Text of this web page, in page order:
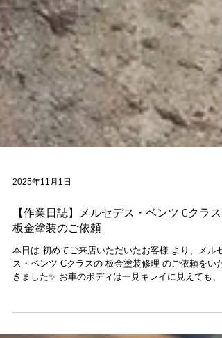
2025年11月1日
【作業日誌】メルセデス・ベンツ Cクラ
板金塗装のご依頼
さなキズやヘコミがあると気になってしまうもの。